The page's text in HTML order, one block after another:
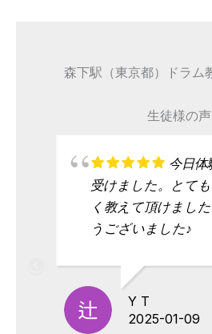
森下駅（東京都）ドラム
生徒様の声
今日
受けました。とて
く教えて頂けまし
うございました♪
Y T
2025-01-09